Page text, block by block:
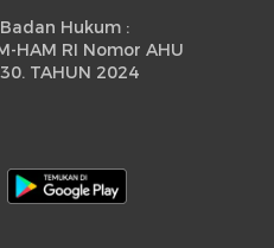
Hukum :
HAM RI Nomor AHU
TAHUN 2024